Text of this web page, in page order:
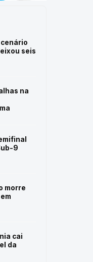
seis
na
9
morre
cai
da